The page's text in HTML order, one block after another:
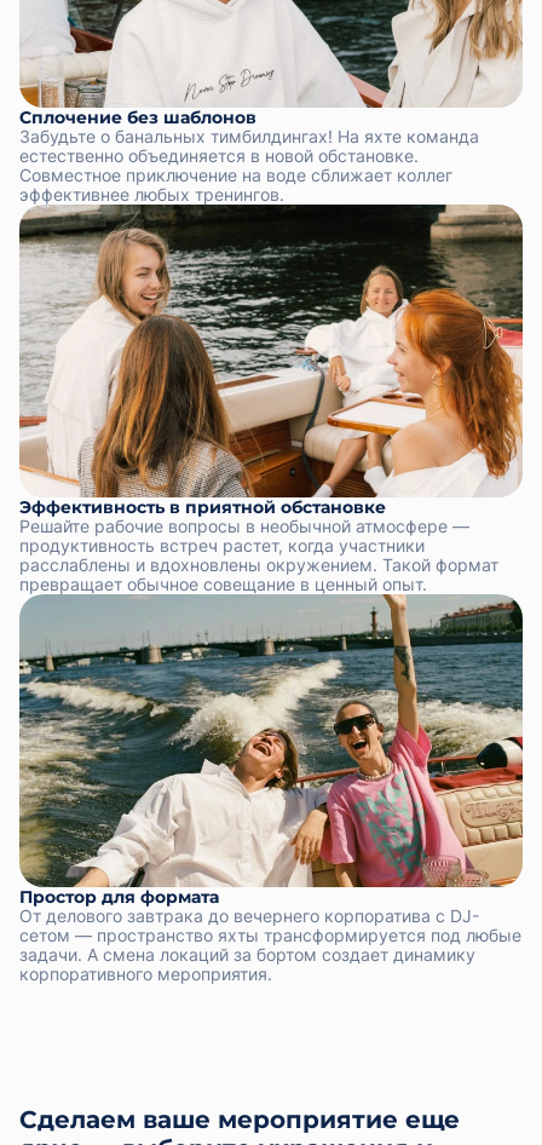
Сплочение без шаблонов
Забудьте о банальных тимбилдингах! На яхте команда
естественно объединяется в новой обстановке.
Совместное приключение на воде сближает коллег
эффективнее любых тренингов.
Эффективность в приятной обстановке
Решайте рабочие вопросы в необычной атмосфере —
продуктивность встреч растет, когда участники
расслаблены и вдохновлены окружением. Такой формат
превращает обычное совещание в ценный опыт.
Простор для формата
От делового завтрака до вечернего корпоратива с DJ-
сетом — пространство яхты трансформируется под любые
задачи. А смена локаций за бортом создает динамику
корпоративного мероприятия.
Сделаем ваше мероприятие еще